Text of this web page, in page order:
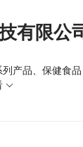
有限公
产品、保健食